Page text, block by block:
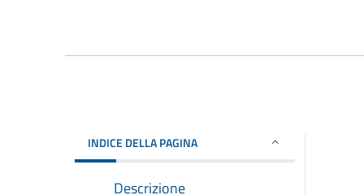
INDICE DELLA PAGINA
Descrizione